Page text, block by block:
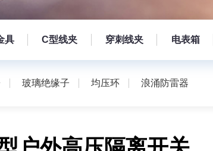
具 C型线夹 穿刺线夹 电表箱
玻璃绝缘子 均压环 浪涌防雷器